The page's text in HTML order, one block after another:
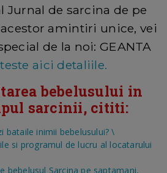
Jurnal de sarcina de pe
amintiri unice, vei
de la noi: GEANTA
aici detaliile.
bebelusului in
sarcinii, cititi:
bataile inimii bebelusului? \
si programul de lucru al locatarului
bebelusul Sarcina pe saptamani,